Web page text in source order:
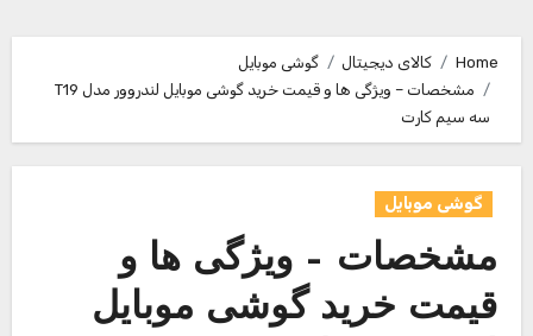
Home کالای دیجیتال
گوشی موبایل
مشخصات – ویژگی ها و قیمت خرید گوشی موبایل لندروور مدل T19
سه سیم کارت
گوشی موبایل
مشخصات – ویژگی ها و
قیمت خرید گوشی موبایل